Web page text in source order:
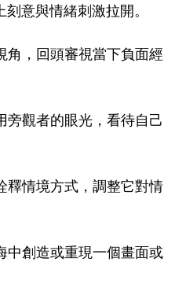
刻意與情緒刺激拉開。
角，回頭審視當下負面經
旁觀者的眼光，看待自己
釋情境方式，調整它對情
中創造或重現一個畫面或